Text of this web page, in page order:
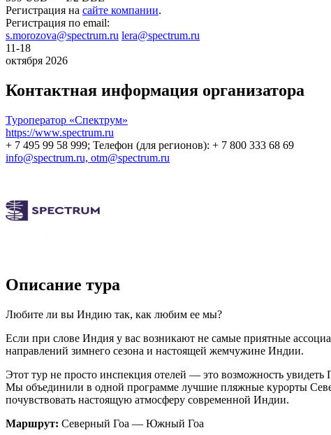
Регистрация на сайте компании.
Регистрация по email:
s.morozova@spectrum.ru lera@spectrum.ru
11-18
октября 2026
Контактная информация организатора
Туроператор «Спектрум»
https://www.spectrum.ru
+ 7 495 99 58 999; Телефон (для регионов): + 7 800 333 68 69
info@spectrum.ru, otm@spectrum.ru
Описание тура
Любите ли вы Индию так, как любим ее мы?
Если при слове Индия у вас возникают не самые приятные
направлений зимнего сезона и настоящей жемчужине Индии.
Этот тур не просто инспекция отелей — это возможность
Мы объединили в одной программе лучшие пляжные курорты
почувствовать настоящую атмосферу современной Индии.
Маршрут: Северный Гоа — Южный Гоа